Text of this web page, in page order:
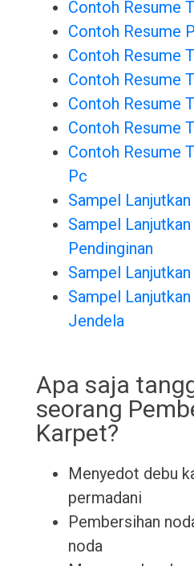
Contoh Resume
Contoh Resume
Contoh Resume
Contoh Resume
Contoh Resume
Contoh Resume
Contoh Resume
Pc
Sampel
Sampel
Pendinginan
Sampel
Sampel
Jendela
Apa saja
seorang
Karpet?
Menyedot debu
permadani
Pembersihan
noda